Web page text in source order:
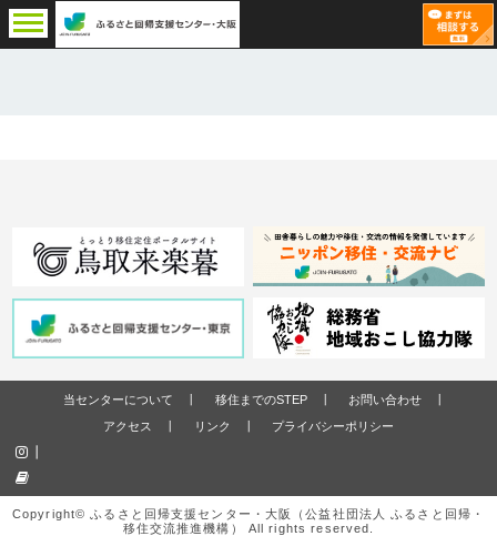
当センターについて 移住までのSTEP
お問い合わせ
アクセス
リンク プライバシーポリシー
Copyright© ふるさと回帰支援センター・大阪（公益社団法人 ふるさと回帰・
移住交流推進機構） All rights reserved.